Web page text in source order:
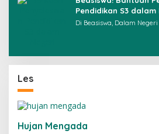
Pendidikan S3 dalam
Di Beasiswa, Dalam Negeri
Les
Hujan Mengada